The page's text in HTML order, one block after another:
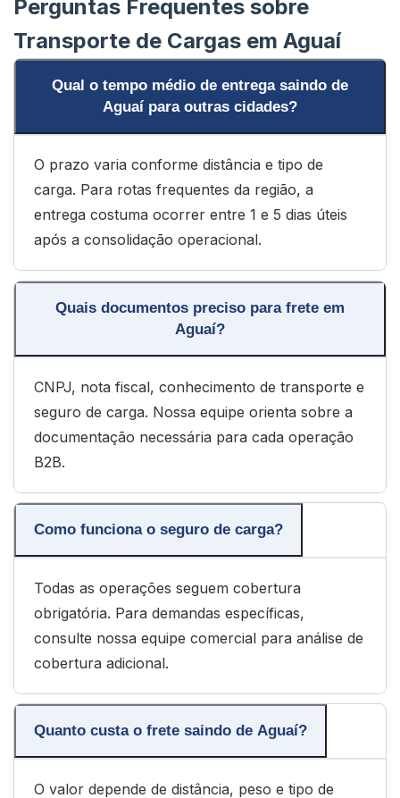
Perguntas Frequentes sobre
Transporte de Cargas em Aguaí
Qual o tempo médio de entrega saindo de
Aguaí para outras cidades?
O prazo varia conforme distância e tipo de
carga. Para rotas frequentes da região, a
entrega costuma ocorrer entre 1 e 5 dias úteis
após a consolidação operacional.
Quais documentos preciso para frete em
Aguaí?
CNPJ, nota fiscal, conhecimento de transporte e
seguro de carga. Nossa equipe orienta sobre a
documentação necessária para cada operação
B2B.
Como funciona o seguro de carga?
Todas as operações seguem cobertura
obrigatória. Para demandas específicas,
consulte nossa equipe comercial para análise de
cobertura adicional.
Quanto custa o frete saindo de Aguaí?
O valor depende de distância, peso e tipo de